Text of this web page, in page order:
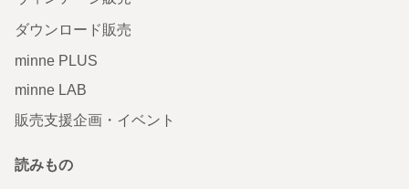
ダウンロード販売
minne PLUS
minne LAB
販売支援企画・イベント
読みもの